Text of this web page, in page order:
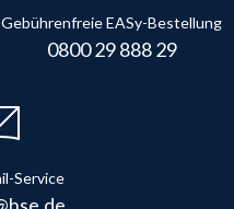
Gebührenfreie EASy-Bestellung
0800 29 888 29
Service